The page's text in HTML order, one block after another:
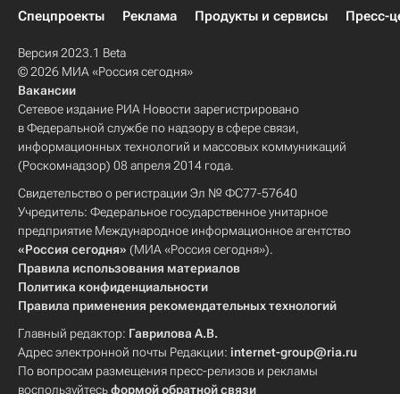
Спецпроекты
Реклама Продукты и сервисы Пресс-
Версия 2023.1 Beta
© 2026 МИА «Россия сегодня»
Вакансии
Сетевое издание РИА Новости зарегистрировано
в Федеральной службе по надзору в сфере связи,
информационных технологий и массовых коммуникаций
(Роскомнадзор) 08 апреля 2014 года.
Свидетельство о регистрации Эл № ФС77-57640
Учредитель: Федеральное государственное унитарное
предприятие Международное информационное агентство
«Россия сегодня» (МИА «Россия сегодня»).
Правила использования материалов
Политика конфиденциальности
Правила применения рекомендательных технологий
Главный редактор: Гаврилова А.В.
Адрес электронной почты Редакции: internet-group@ria.ru
По вопросам размещения пресс-релизов и рекламы
воспользуйтесьформой обратной связи